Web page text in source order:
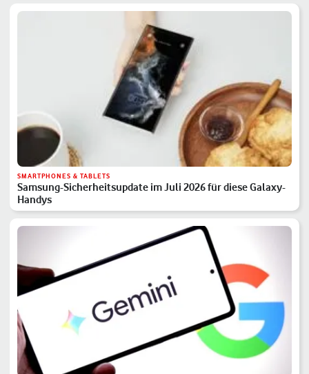
SMARTPHONES & TABLETS
Samsung-Sicherheitsupdate im Juli 2026 für diese Galaxy-
Handys